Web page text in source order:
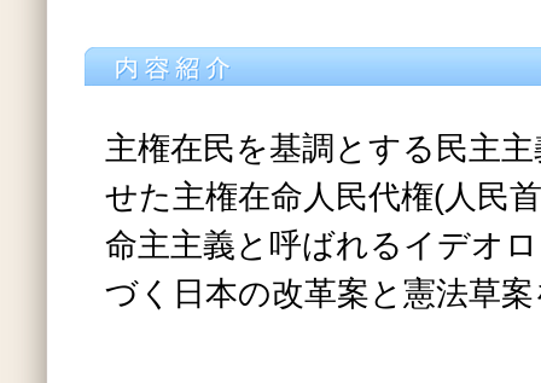
主権在民を基調とする民主
せた主権在命人民代権(人民
命主主義と呼ばれるイデオ
づく日本の改革案と憲法草